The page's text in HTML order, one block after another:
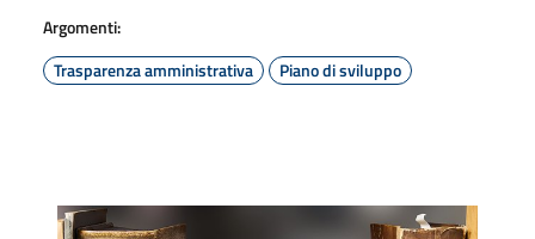
Argomenti:
Trasparenza amministrativa
Piano di sviluppo